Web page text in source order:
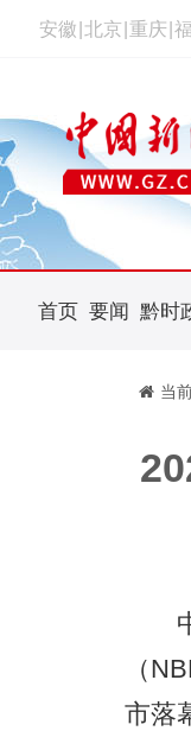
安徽 北京 重庆
首页 要闻 黔时
当
中
（
市落